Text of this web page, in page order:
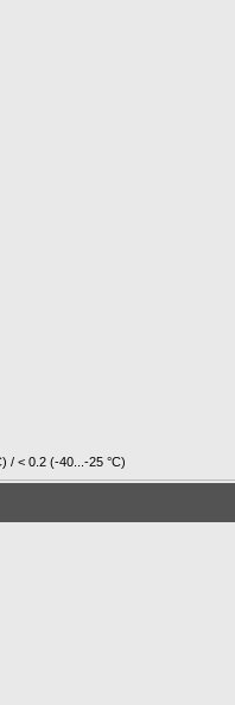
/ < 0.2 (-40...-25 °C)